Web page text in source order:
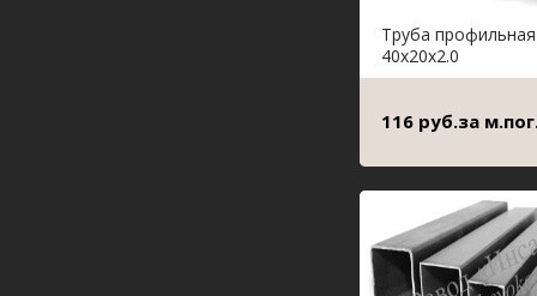
Труба профильная
40х20х2.0
116 руб.за